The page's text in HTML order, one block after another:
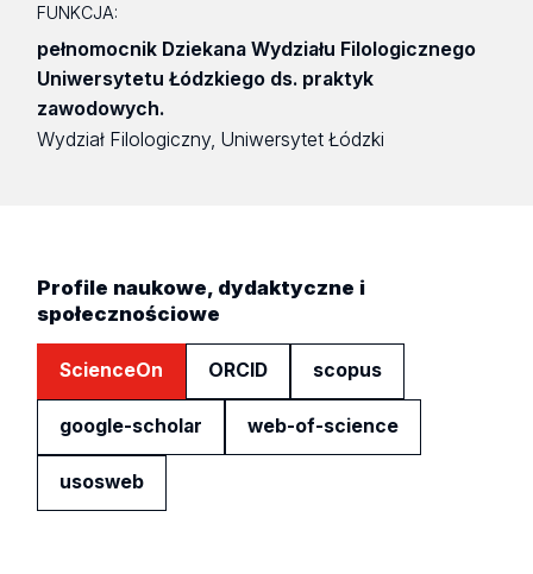
FUNKCJA:
pełnomocnik Dziekana Wydziału Filologicznego
Uniwersytetu Łódzkiego ds. praktyk
zawodowych.
Wydział Filologiczny, Uniwersytet Łódzki
Profile naukowe, dydaktyczne i
społecznościowe
ScienceOn ORCID scopus
google-scholar web-of-science
usosweb